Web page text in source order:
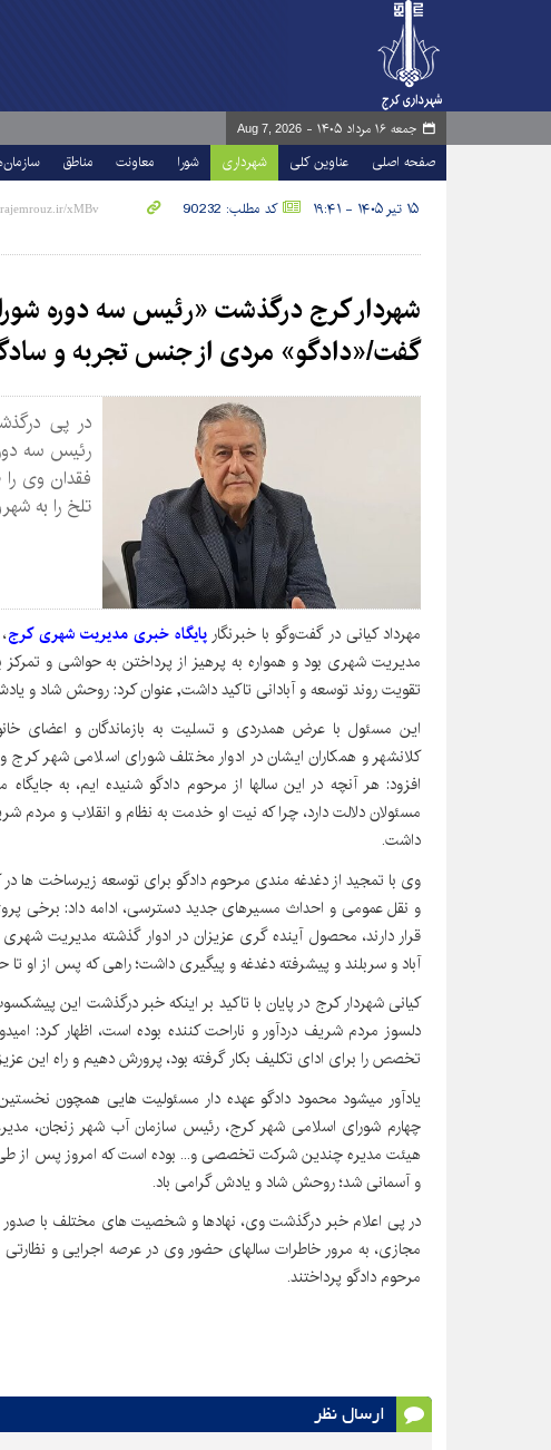
جمعه ۱۶ مرداد ۱۴۰۵ - Aug 7, 2026
صفحه اصلی عناوین کلی شهرداری شورا معاونت مناطق
۱۵ تیر ۱۴۰۵ - ۱۹:۴۱ کد مطلب: 90232
شهردار کرج درگذشت «رئیس سه دوره
گفت/«دادگو» مردی از جنس تجربه و
در پی
رئیس سه
فقدان وی
تلخ را به
مهرداد کیانی در گفت‌وگو با خبرنگارپایگاه خبری مدیریت شهری کرج
مدیریت شهری بود و همواره به پرهیز از پرداختن به حواشی و
تقویت روند توسعه و آبادانی تاکید داشت, عنوان کرد: روحش شاد و
این مسئول با عرض همدردی و تسلیت به بازماندگان و اعضای
کلانشهر و همکاران ایشان در ادوار مختلف شورای اسلامی شهر
افزود: هر آنچه در این سالها از مرحوم دادگو شنیده ایم، به
مسئولان دلالت دارد، چرا که نیت او خدمت به نظام و انقلاب و مردم
داشت.
وی با تمجید از دغدغه مندی مرحوم دادگو برای توسعه زیرساخت ها
و نقل عمومی و احداث مسیرهای جدید دسترسی، ادامه داد: برخی
قرار دارند، محصول آینده گری عزیزان در ادوار گذشته مدیریت
آباد و سربلند و پیشرفته دغدغه و پیگیری داشت؛ راهی که پس از او
کیانی شهردار کرج در پایان با تاکید بر اینکه خبر درگذشت این
دلسوز مردم شریف دردآور و ناراحت کننده بوده است، اظهار کرد:
تخصص را برای ادای تکلیف بکار گرفته بود، پرورش دهیم و راه این
یادآور میشود محمود دادگو عهده دار مسئولیت هایی همچون
چهارم شورای اسلامی شهر کرج، رئیس سازمان آب شهر زنجان،
هیئت مدیره چندین شرکت تخصصی و... بوده است که امروز پس از طی
و آسمانی شد؛ روحش شاد و یادش گرامی باد.
در پی اعلام خبر درگذشت وی، نهادها و شخصیت های مختلف با صدور
مجازی، به مرور خاطرات سالهای حضور وی در عرصه اجرایی و نظارتی
مرحوم دادگو پرداختند.
ارسال نظر